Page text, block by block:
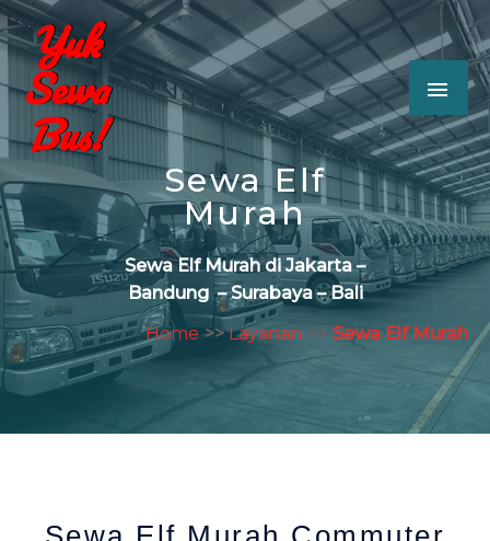
Home Layanan Sewa Elf Murah
76
Sewa Elf
Murah
Sewa Elf Murah di Jakarta –
Bandung – Surabaya – Bali